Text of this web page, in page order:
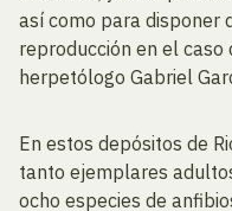
así como para disponer
reproducción en el
herpetólogo Gabriel
En estos depósitos de
tanto ejemplares
ocho especies de